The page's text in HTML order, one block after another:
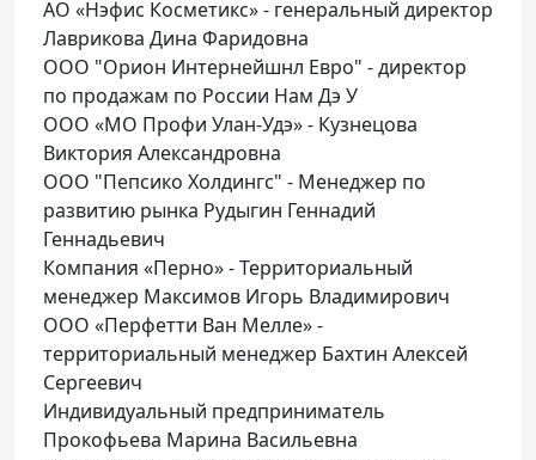
АО «Нэфис Косметикс» - генеральный директор
Лаврикова Дина Фаридовна
ООО "Орион Интернейшнл Евро" - директор
по продажам по России Нам Дэ У
ООО «МО Профи Улан-Удэ» - Кузнецова
Виктория Александровна
ООО "Пепсико Холдингс" - Менеджер по
развитию рынка Рудыгин Геннадий
Геннадьевич
Компания «Перно» - Территориальный
менеджер Максимов Игорь Владимирович
ООО «Перфетти Ван Мелле» -
территориальный менеджер Бахтин Алексей
Сергеевич
Индивидуальный предприниматель
Прокофьева Марина Васильевна